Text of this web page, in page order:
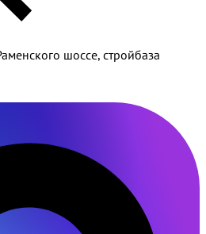
шоссе, стройбаза